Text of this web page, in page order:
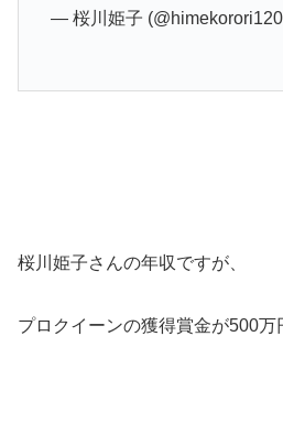
— 桜川姫子
桜川姫子さんの年収ですが、
プロクイーンの獲得賞金が500万